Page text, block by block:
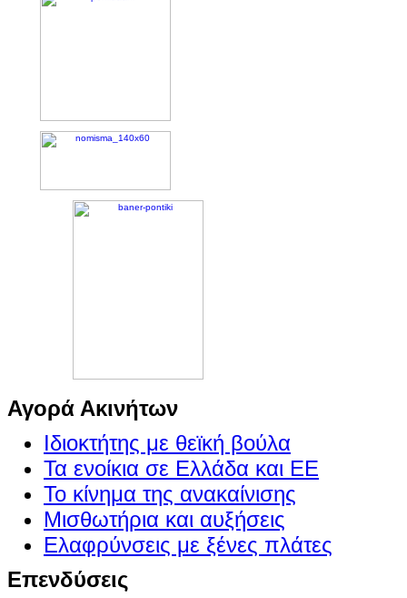
Αγορά Ακινήτων
Ιδιοκτήτης με θεϊκή βούλα
Τα ενοίκια σε Ελλάδα και ΕΕ
Το κίνημα της ανακαίνισης
Μισθωτήρια και αυξήσεις
Ελαφρύνσεις με ξένες πλάτες
Επενδύσεις